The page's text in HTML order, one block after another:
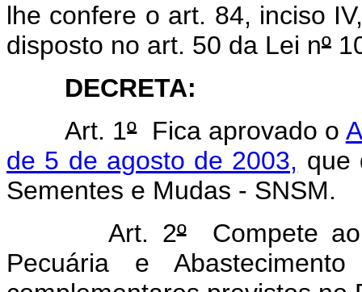
lhe confere o art. 84, inciso
disposto no art. 50 da Lei nº
DECRETA:
Art. 1ºFica aprovado o
de 5 de agosto de 2003, que
Sementes e Mudas - SNSM.
Art. 2ºCompete ao
Pecuária e